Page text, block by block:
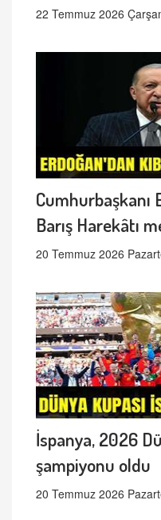
22 Temmuz 2026
Cumhurbaşkanı
Barış Harekâtı
20 Temmuz 2026
İspanya, 2026
şampiyonu oldu
20 Temmuz 2026